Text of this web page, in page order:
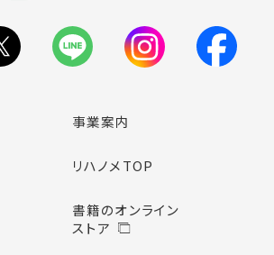
事業案内
リハノメTOP
書籍のオンライン
ストア